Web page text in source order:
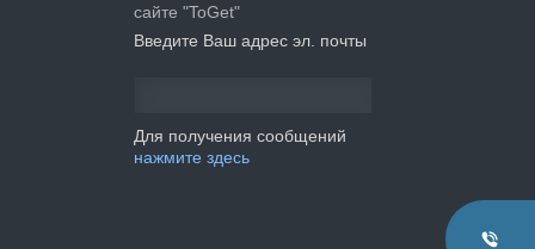
сайте "ToGet"
Введите Ваш адрес эл. почты
Для получения сообщений
нажмите здесь